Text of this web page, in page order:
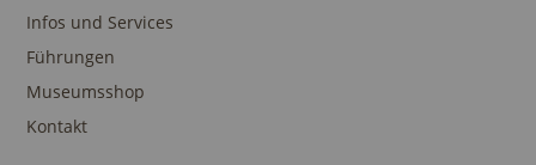
Infos und Services
Führungen
Museumsshop
Kontakt